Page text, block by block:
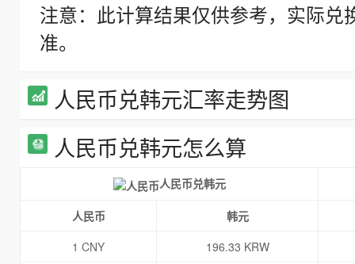
注意：此计算结果仅供参考，实际
准。
人民币兑韩元汇率走势图
人民币兑韩元怎么算
人民币兑韩元
人民币
韩元
1 CNY
196.33 KRW